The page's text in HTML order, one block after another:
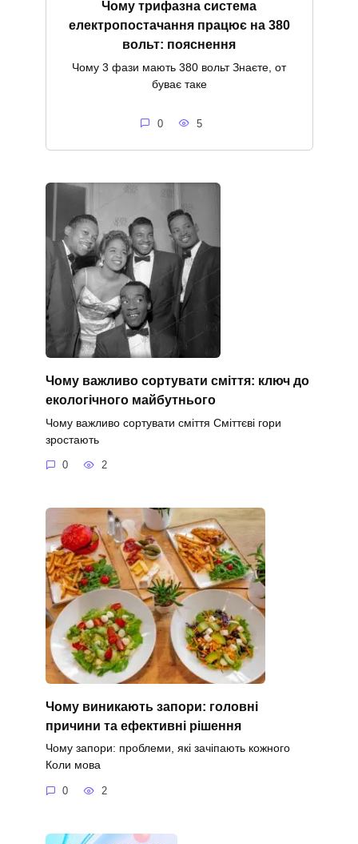
Чому трифазна система
електропостачання працює на 380
вольт: пояснення
Чому 3 фази мають 380 вольт Знаєте, от
буває таке
0 5
Чому важливо сортувати сміття: ключ до
екологічного майбутнього
Чому важливо сортувати сміття Сміттєві гори
зростають
0 2
Чому виникають запори: головні
причини та ефективні рішення
Чому запори: проблеми, які зачіпають кожного
Коли мова
0 2